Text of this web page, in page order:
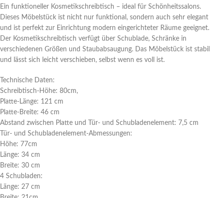
Ein funktioneller Kosmetikschreibtisch – ideal für Schönheitssalons.
Dieses Möbelstück ist nicht nur funktional, sondern auch sehr elegant
und ist perfekt zur Einrichtung modern eingerichteter Räume geeignet.
Der Kosmetikschreibtisch verfügt über Schublade, Schränke in
verschiedenen Größen und Staubabsaugung. Das Möbelstück ist stabil
und lässt sich leicht verschieben, selbst wenn es voll ist.
Technische Daten:
Schreibtisch-Höhe: 80cm,
Platte-Länge: 121 cm
Platte-Breite: 46 cm
Abstand zwischen Platte und Tür- und Schubladenelement: 7,5 cm
Tür- und Schubladenelement-Abmessungen:
Höhe: 77cm
Länge: 34 cm
Breite: 30 cm
4 Schubladen:
Länge: 27 cm